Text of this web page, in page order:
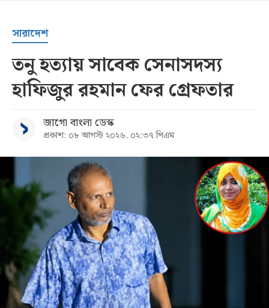
সারাদেশ
তনু হত্যায় সাবেক সেনাসদস্য
হাফিজুর রহমান ফের গ্রেফতার
জাগো বাংলা ডেস্ক
প্রকাশ: ০৮ আগস্ট ২০২৬, ০২:৩৭ পিএম